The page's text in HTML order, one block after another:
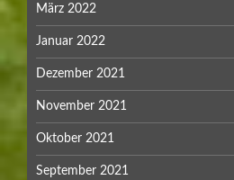
März 2022
Januar 2022
Dezember 2021
November 2021
Oktober 2021
September 2021